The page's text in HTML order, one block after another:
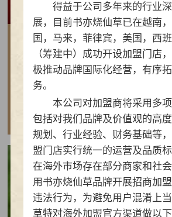
2026-07-30
做实亲民茶饮！书亦烧仙草以“有
下2026新茶饮TOP10
查看详情
得益于公司多年来的行业
展，目前书亦烧仙草已在越南
国，马来，菲律宾，美国，西
（筹建中）成功开设加盟门店
极推动品牌国际化经营，有序
务。
本公司对加盟商将采用多项
包括对我们品牌及价值观的高
规划、行业经验、财务基础等
盟门店实行统一的运营及品质标
在海外市场存在部分商家和社
用书亦烧仙草品牌开展招商加
违法行为，为避免用户混淆上
草特对海外加盟官方渠道做以下